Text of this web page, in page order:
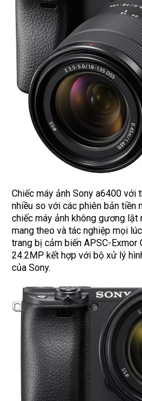
Chiếc máy ảnh Sony a6400 với
nhiều so với các phiên bản tiền
chiếc máy ảnh không gương lật
mang theo và tác nghiệp mọi
trang bị cảm biến APSC-Exmor
24.2MP kết hợp với bộ xử lý
của Sony.